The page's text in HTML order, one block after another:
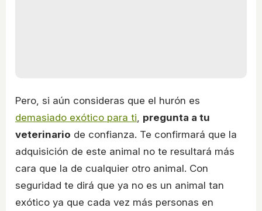
Pero, si aún consideras que el hurón es
demasiado exótico para ti, pregunta a tu
veterinario de confianza. Te confirmará que la
adquisición de este animal no te resultará más
cara que la de cualquier otro animal. Con
seguridad te dirá que ya no es un animal tan
exótico ya que cada vez más personas en